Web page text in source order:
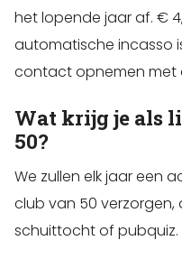
het lopende jaar af. €
automatische incasso
contact opnemen met
Wat krijg je als
50?
We zullen elk jaar een
club van 50
schuittocht of pubquiz.